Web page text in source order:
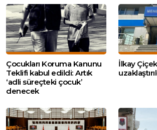
Çocukları Koruma Kanunu
Teklifi kabul edildi: Artık
‘adli süreçteki çocuk’
denecek
İlkay